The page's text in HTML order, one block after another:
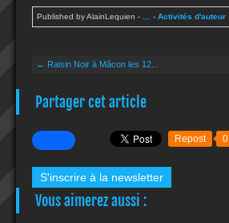
Published by AlainLequien - - Activités d'auteur
← Raisin Noir à Mâcon les 12...
Partager cet article
Repost 0
S'inscrire à la newsletter
Vous aimerez aussi :